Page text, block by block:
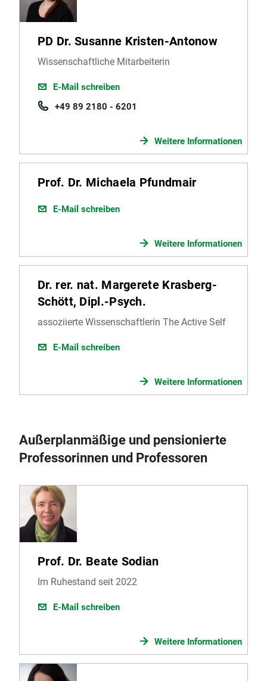
PD Dr. Susanne Kristen-Antonow
Wissenschaftliche Mitarbeiterin
E-Mail schreiben
+49 89 2180 - 6201
Weitere Informationen
Prof. Dr. Michaela Pfundmair
E-Mail schreiben
Weitere Informationen
Dr. rer. nat. Margerete Krasberg-
Schött, Dipl.-Psych.
assoziierte Wissenschaftlerin The Active Self
E-Mail schreiben
Weitere Informationen
Außerplanmäßige und pensionierte
Professorinnen und Professoren
Prof. Dr. Beate Sodian
Im Ruhestand seit 2022
E-Mail schreiben
Weitere Informationen